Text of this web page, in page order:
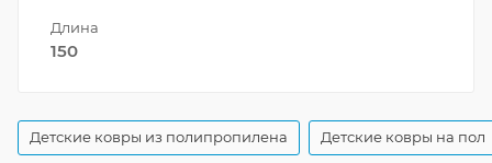
Длина
150
Детские ковры из полипропилена Детские ковры на пол